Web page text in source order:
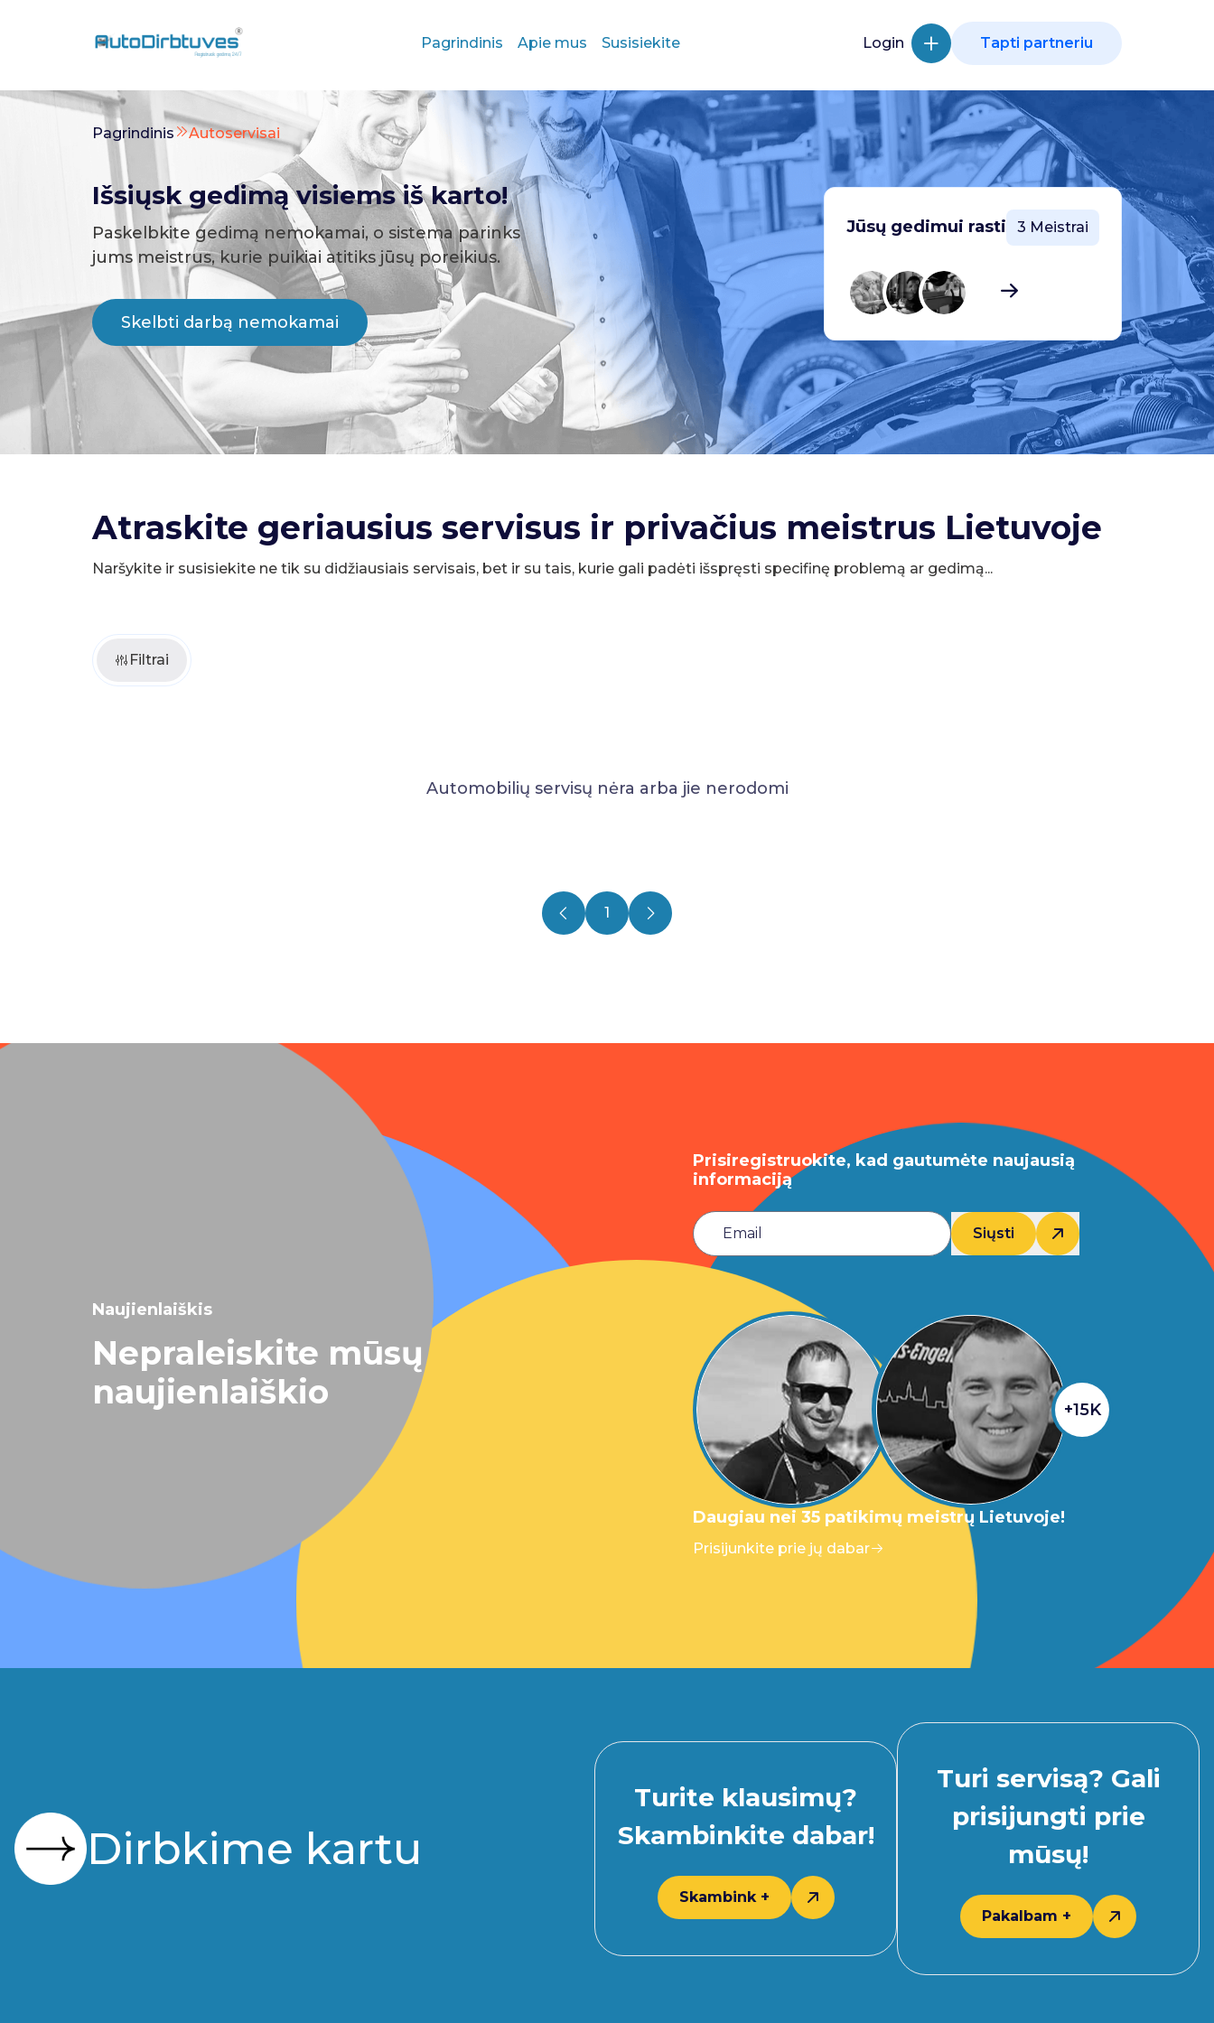
Pagrindinis Apie mus Susisiekite Login Tapti partneriu
Pagrindinis Autoservisai
Išsiųsk gedimą visiems iš karto!
Paskelbkite gedimą nemokamai, o sistema parinks
jums meistrus, kurie puikiai atitiks jūsų poreikius.
Skelbti darbą nemokamai
Jūsų gedimui rasti 3 Meistrai
Atraskite geriausius servisus ir privačius meistrus Lietuvoje
Naršykite ir susisiekite ne tik su didžiausiais servisais, bet ir su tais, kurie gali padėti išspręsti specifinę problemą ar gedimą...
Filtrai
Automobilių servisų nėra arba jie nerodomi
1
Naujienlaiškis
Nepraleiskite mūsų
naujienlaiškio
Prisiregistruokite, kad gautumėte naujausią
informaciją
Siųsti
+15K
Daugiau nei 35 patikimų meistrų Lietuvoje!
Prisijunkite prie jų dabar
Dirbkime kartu
Turite klausimų?
Skambinkite dabar!
Skambink +
Turi servisą? Gali
prisijungti prie
mūsų!
Pakalbam +